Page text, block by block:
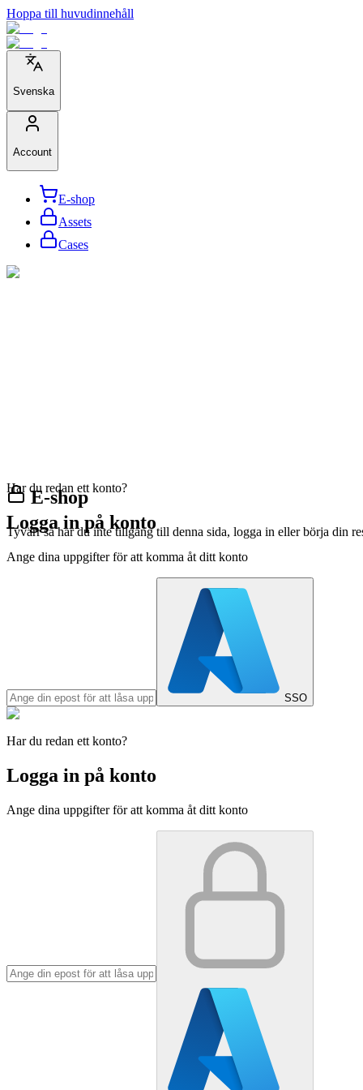
Hoppa till huvudinnehåll
Svenska
Account
E-shop
Assets
Cases
E-shop
Tyvärr så har du inte tillgång till denna sida, logga in eller börja din
Har du redan ett konto?
Logga in på konto
Ange dina uppgifter för att komma åt ditt konto
SSO
Har du redan ett konto?
Logga in på konto
Ange dina uppgifter för att komma åt ditt konto